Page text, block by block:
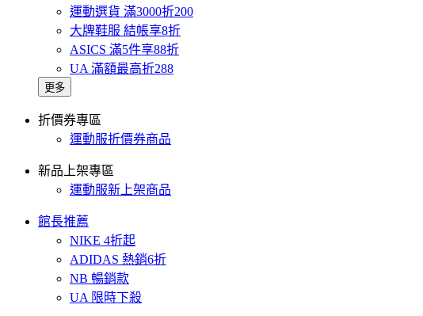
運動選貨 滿3000折200
大牌鞋服 結帳享8折
ASICS 滿5件享88折
UA 滿額最高折288
更多
折價券專區
運動服折價券商品
新品上架專區
運動服新上架商品
館長推薦
NIKE 4折起
ADIDAS 熱銷6折
NB 暢銷款
UA 限時下殺